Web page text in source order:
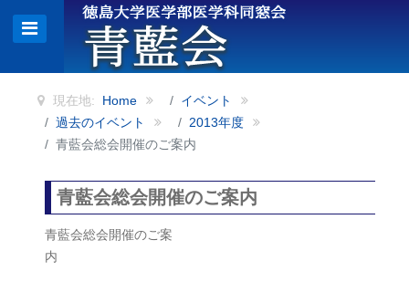
現在地: Home
イベント
過去のイベント
2013年度
青藍会総会開催のご案内
青藍会総会開催のご案内
青藍会総会開催のご案
内